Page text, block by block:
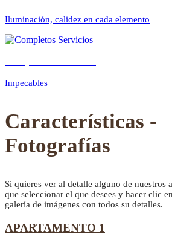
Iluminación, calidez en cada elemento
Impecables
Características -
Fotografías
Si quieres ver al detalle alguno de nuestros
que seleccionar el que desees y hacer clic
galería de imágenes con todos su detalles.
APARTAMENTO 1